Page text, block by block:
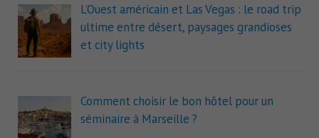
L’Ouest américain et Las Vegas : le road trip
ultime entre désert, paysages grandioses
et city lights
Comment choisir le bon hôtel pour un
séminaire à Marseille ?